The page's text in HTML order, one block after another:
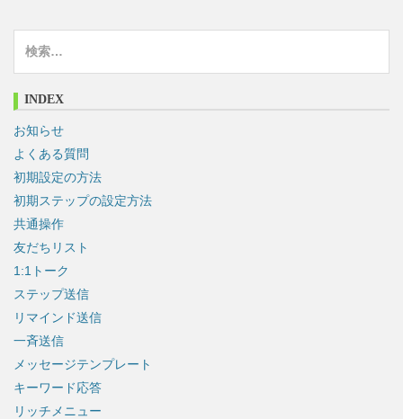
検
:
INDEX
お知らせ
よくある質問
初期設定の方法
初期ステップの設定方法
共通操作
友だちリスト
1:1トーク
ステップ送信
リマインド送信
一斉送信
メッセージテンプレート
キーワード応答
リッチメニュー